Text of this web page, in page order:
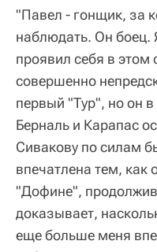
"Павел - гонщик, за
наблюдать. Он боец.
проявил себя в этом
совершенно
первый "Тур", но он
Берналь и Карапас
Сивакову по силам
впечатлена тем, как
"Дофине", продолжив
доказывает,
еще больше меня